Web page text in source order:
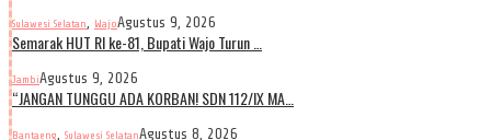
Sulawesi Selatan, WajoAgustus 9, 2026
Semarak HUT RI ke-81, Bupati Wajo Turun …
JambiAgustus 9, 2026
“JANGAN TUNGGU ADA KORBAN! SDN 112/IX MA…
Bantaeng, Sulawesi SelatanAgustus 8, 2026